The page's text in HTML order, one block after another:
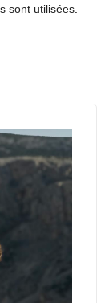
sont utilisées